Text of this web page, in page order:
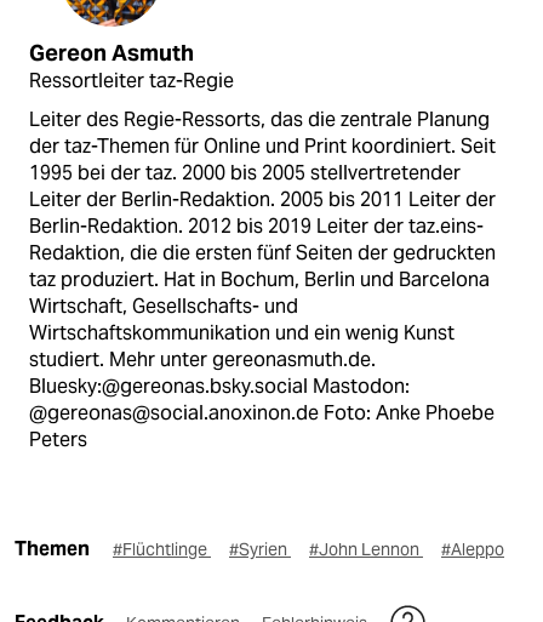
Gereon Asmuth
Ressortleiter taz-Regie
Leiter des Regie-Ressorts, das die zentrale Planung
der taz-Themen für Online und Print koordiniert. Seit
1995 bei der taz. 2000 bis 2005 stellvertretender
Leiter der Berlin-Redaktion. 2005 bis 2011 Leiter der
Berlin-Redaktion. 2012 bis 2019 Leiter der taz.eins-
Redaktion, die die ersten fünf Seiten der gedruckten
taz produziert. Hat in Bochum, Berlin und Barcelona
Wirtschaft, Gesellschafts- und
Wirtschaftskommunikation und ein wenig Kunst
studiert. Mehr unter gereonasmuth.de.
Bluesky:@gereonas.bsky.social Mastodon:
@gereonas@social.anoxinon.de Foto: Anke Phoebe
Peters
Themen #Flüchtlinge #Syrien #John Lennon #Aleppo